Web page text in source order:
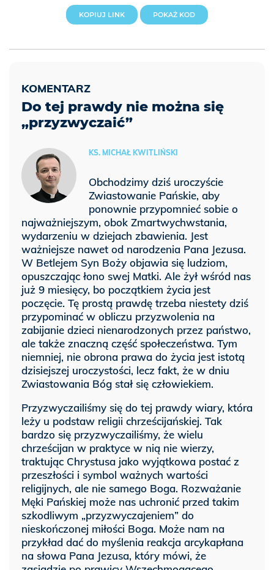
KOPIUJ LINK POKAŻ KOD
Do tej prawdy nie można się
„przyzwyczaić”
KS. MICHAŁ KWITLIŃSKI
Obchodzimy dziś uroczyście
Zwiastowanie Pańskie, aby
ponownie przypomnieć sobie o
najważniejszym, obok Zmartwychwstania,
wydarzeniu w dziejach zbawienia. Jest
ważniejsze nawet od narodzenia Pana Jezusa.
W Betlejem Syn Boży objawia się ludziom,
opuszczając łono swej Matki. Ale żył wśród nas
już 9 miesięcy, bo początkiem życia jest
poczęcie. Tę prostą prawdę trzeba niestety dziś
przypominać w obliczu przyzwolenia na
zabijanie dzieci nienarodzonych przez państwo,
ale także znaczną część społeczeństwa. Tym
niemniej, nie obrona prawa do życia jest istotą
dzisiejszej uroczystości, lecz fakt, że w dniu
Zwiastowania Bóg stał się człowiekiem.
Przyzwyczailiśmy się do tej prawdy wiary, która
leży u podstaw religii chrześcijańskiej. Tak
bardzo się przyzwyczailiśmy, że wielu
chrześcijan w praktyce w nią nie wierzy,
traktując Chrystusa jako wyjątkowa postać z
przeszłości i symbol ważnych wartości
religijnych, ale nie samego Boga. Rozważanie
Męki Pańskiej może nas uchronić przed takim
szkodliwym „przyzwyczajeniem” do
nieskończonej miłości Boga. Może nam na
przykład dać do myślenia reakcja arcykapłana
na słowa Pana Jezusa, który mówi, że